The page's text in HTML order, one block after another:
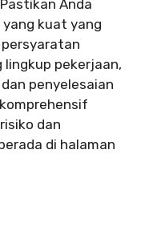
Pastikan Anda
kuat yang
pekerjaan,
penyelesaian
dan
di halaman